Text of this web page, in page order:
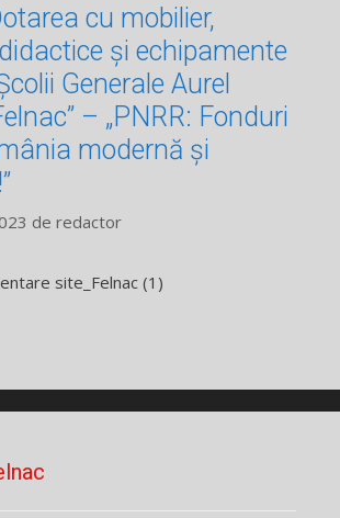
cu mobilier,
și echipamente
Generale Aurel
– „PNRR: Fonduri
modernă și
de redactor
site_Felnac (1)